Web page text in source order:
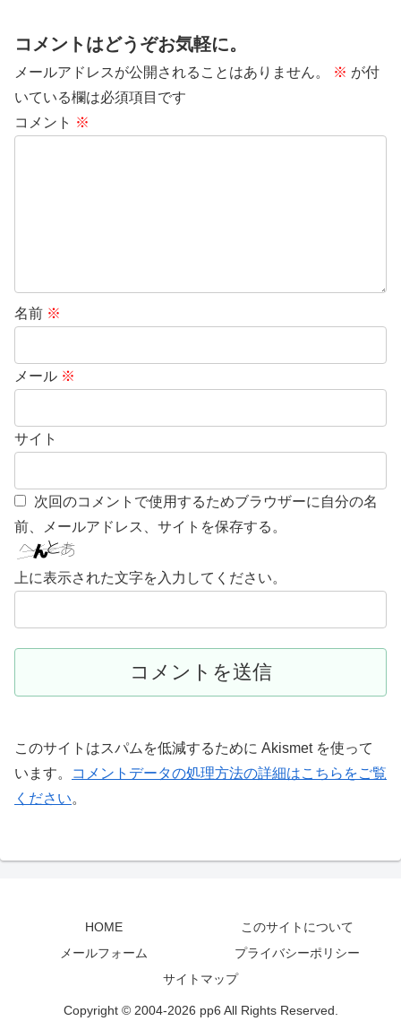
コメントはどうぞお気軽に。
メールアドレスが公開されることはありません。 ※ が付
いている欄は必須項目です
コメント ※
名前 ※
メール ※
サイト
次回のコメントで使用するためブラウザーに自分の名
前、メールアドレス、サイトを保存する。
上に表示された文字を入力してください。
このサイトはスパムを低減するために Akismet を使って
います。
コメントデータの処理方法の詳細はこちらをご覧
ください。
HOME
このサイトについて
メールフォーム
プライバシーポリシー
サイトマップ
Copyright © 2004-2026 pp6 All Rights Reserved.